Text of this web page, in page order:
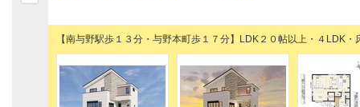
【南与野駅歩１３分・与野本町歩１７分】LDK２０帖以上・４LDK・